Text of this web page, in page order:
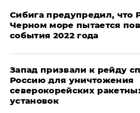
Сибига предупредил, что
Черном море пытается
события 2022 года
Запад призвали к рейду
Россию для уничтожения
северокорейских
установок